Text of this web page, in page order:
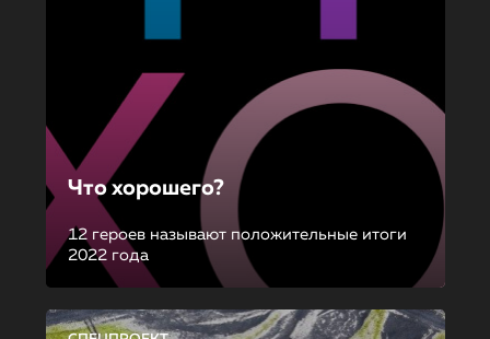
Что хорошего?
12 героев называют положительные итоги
2022 года